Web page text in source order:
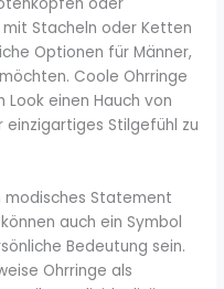
Stacheln oder Ketten
Optionen für Männer,
Coole Ohrringe
einen Hauch von
einzigartiges Stilgefühl zu
modisches Statement
auch ein Symbol
Bedeutung sein.
Ohrringe als